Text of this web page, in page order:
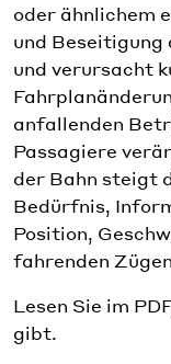
oder ähnlichem
und
und verursacht
anfallenden
Passagiere
der Bahn steigt
Bedürfnis,
Position,
fahrenden
Lesen Sie im
gibt.